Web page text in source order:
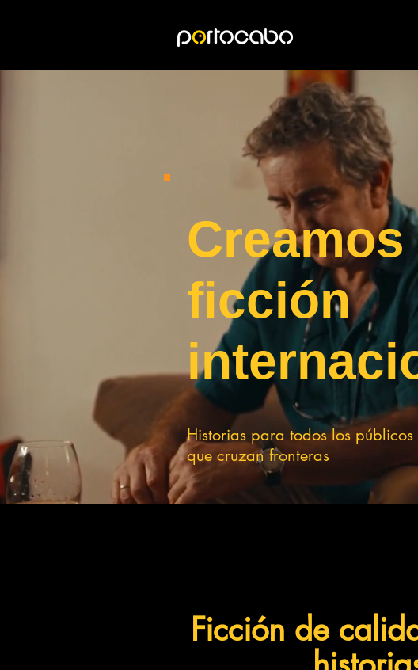
Creamos
ficción
Historias para todos los públicos
que cruzan fronteras
Ficción de